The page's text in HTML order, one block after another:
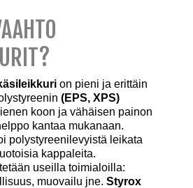
on pieni ja erittäin
(EPS, XPS)
koon ja vähäisen painon
kantaa mukanaan.
polystyreenilevyistä leikata
kappaleita.
useilla toimialoilla:
muovailu jne. Styrox